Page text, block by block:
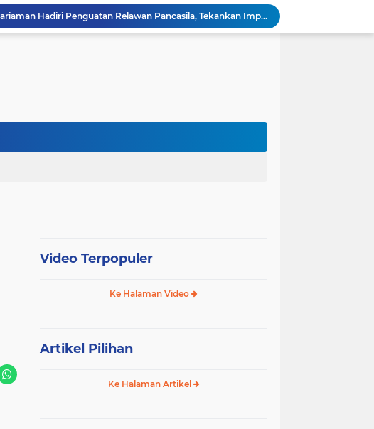
Wali Kota Pariaman Hadiri Penguatan Relawan Pancasila, Tekankan Implementasi Nilai Pancasila dalam Pelayanan Publik
Wali Kota Pariaman Bagikan Bibit Ikan Koi kepada Siswa SD untuk Edukasi Perikanan
Pengurus PWI Pariaman 2026–2029 Dilantik, Pemkot Tekankan Sinergi dan Profesionalisme Pers
Video Terpopuler
Ke Halaman Video
Artikel Pilihan
Ke Halaman Artikel